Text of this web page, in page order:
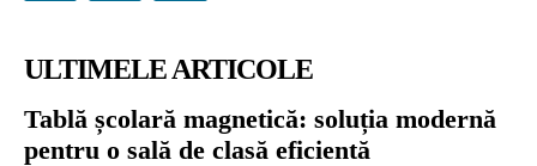
ULTIMELE ARTICOLE
Tablă școlară magnetică: soluția modernă
pentru o sală de clasă eficientă